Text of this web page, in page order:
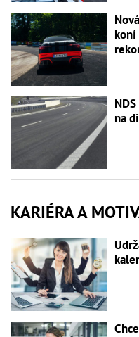
koní
na
KARIÉRA A